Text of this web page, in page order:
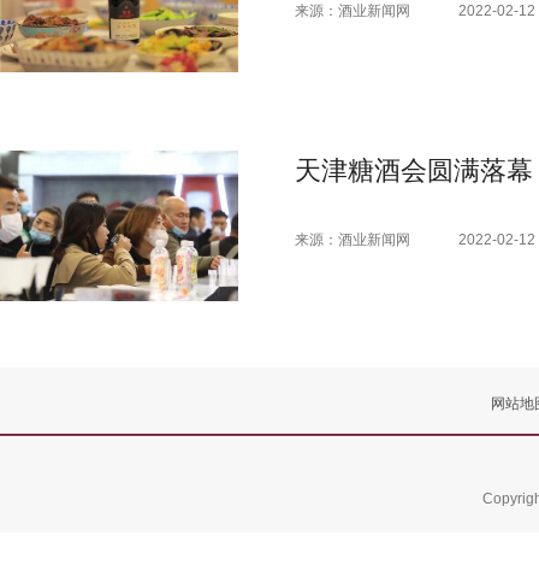
来源：酒业新闻网 2022-02-12
天津糖酒会圆满落
来源：酒业新闻网 2022-02-12
网站地